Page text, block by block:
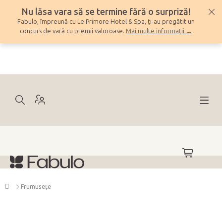
conținut
Nu lăsa vara să se termine fără o surpriză!
Fabulo, împreună cu Le Primore Hotel & Spa, ți-au pregătit un
concurs de vară cu premii valoroase. Mai multe informații →
COŞ
DE
AcasăFrumuseţe